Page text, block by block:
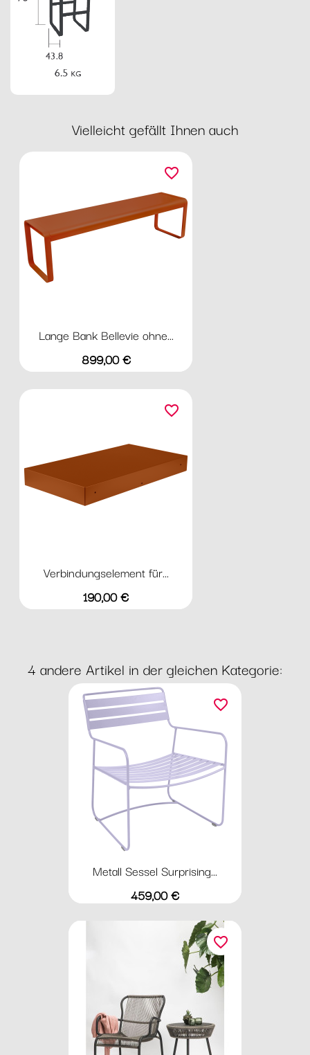
Vielleicht gefällt Ihnen auch
Lange Bank Bellevie ohne...
Preis
899,00 €
favorite_border
Verbindungselement für...
Preis
190,00 €
favorite_border
4 andere Artikel in der gleichen Kategorie:
Metall Sessel Surprising...
Preis
459,00 €
favorite_border
favorite_border